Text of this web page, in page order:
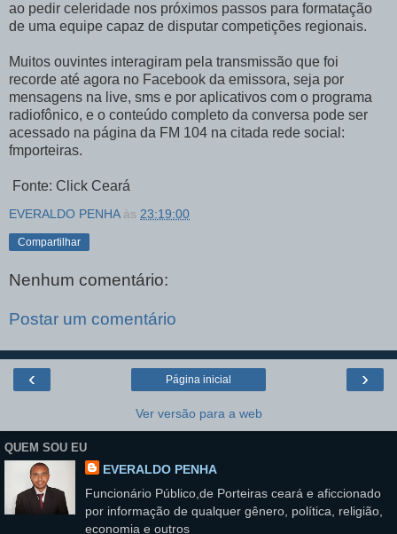
ao pedir celeridade nos próximos passos para formatação
de uma equipe capaz de disputar competições regionais.
Muitos ouvintes interagiram pela transmissão que foi
recorde até agora no Facebook da emissora, seja por
mensagens na live, sms e por aplicativos com o programa
radiofônico, e o conteúdo completo da conversa pode ser
acessado na página da FM 104 na citada rede social:
fmporteiras.
Fonte: Click Ceará
EVERALDO PENHA às 23:19:00
Compartilhar
Nenhum comentário:
Postar um comentário
‹ ›
Página inicial
Ver versão para a web
QUEM SOU EU
EVERALDO PENHA
Funcionário Público,de Porteiras ceará e aficcionado
por informação de qualquer gênero, política, religião,
economia e outros